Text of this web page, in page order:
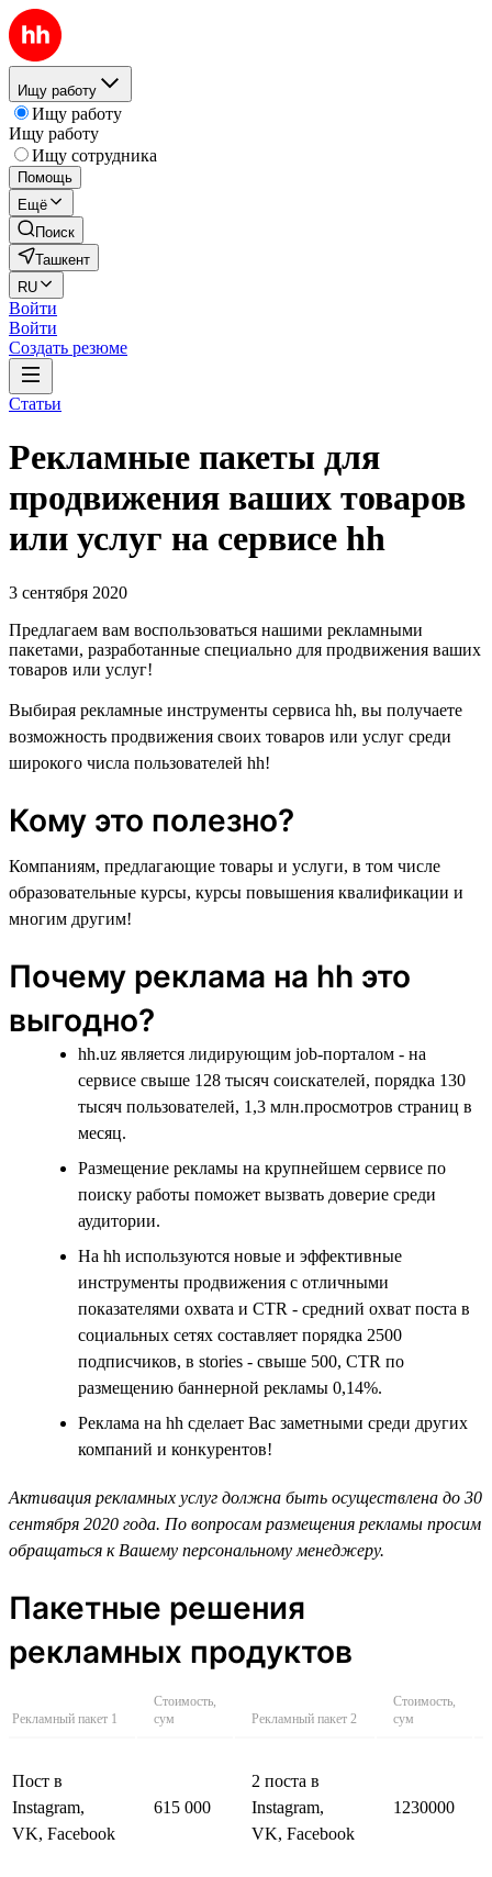
Ищу работу
Ищу работу
Ищу работу
Ищу сотрудника
Помощь
Ещё
Поиск
Ташкент
RU
Войти
Войти
Создать резюме
Статьи
Рекламные пакеты для
продвижения ваших товаров
или услуг на сервисе hh
3 сентября 2020
Предлагаем вам воспользоваться нашими рекламными
пакетами, разработанные специально для продвижения ваших
товаров или услуг!
Выбирая рекламные инструменты сервиса hh, вы получаете
возможность продвижения своих товаров или услуг среди
широкого числа пользователей hh!
Кому это полезно?
Компаниям, предлагающие товары и услуги, в том числе
образовательные курсы, курсы повышения квалификации и
многим другим!
Почему реклама на hh это
выгодно?
hh.uz является лидирующим job-порталом - на
сервисе свыше 128 тысяч соискателей, порядка 130
тысяч пользователей, 1,3 млн.просмотров страниц в
месяц.
Размещение рекламы на крупнейшем сервисе по
поиску работы поможет вызвать доверие среди
аудитории.
На hh используются новые и эффективные
инструменты продвижения с отличными
показателями охвата и CTR - средний охват поста в
социальных сетях составляет порядка 2500
подписчиков, в stories - свыше 500, CTR по
размещению баннерной рекламы 0,14%.
Реклама на hh сделает Вас заметными среди других
компаний и конкурентов!
Активация рекламных услуг должна быть осуществлена до 30
сентября 2020 года. По вопросам размещения рекламы просим
обращаться к Вашему персональному менеджеру.
Пакетные решения
рекламных продуктов
Рекламный пакет 1
Стоимость,
сум
Рекламный пакет 2
Стоимость,
сум
Пост в
Instagram,
VK, Facebook
615 000
2 поста в
Instagram,
VK, Facebook
1230000